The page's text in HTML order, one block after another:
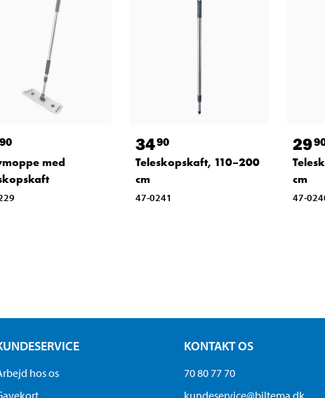
90
med
3490
Teleskopskaft, 110–200
cm
47-0241
29
cm
47-
hos os
KONTAKT OS
70 80 77 70